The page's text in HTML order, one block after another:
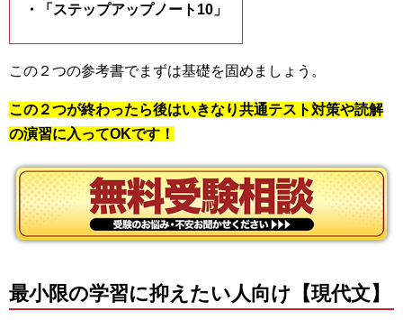
・「ステップアップノート10」
この２つの参考書でまずは基礎を固めましょう。
この２つが終わったら後はいきなり共通テスト対策や読解
の演習に入ってOKです！
最小限の学習に抑えたい人向け【現代文】